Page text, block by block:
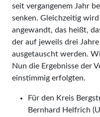
seit vergangenem Jahr
senken. Gleichzeitig
angewandt, das heißt,
der auf jeweils drei
ausgetauscht werden.
Nun die Ergebnisse der
einstimmig erfolgten.
Für den Kreis
Bernhard Helfrich